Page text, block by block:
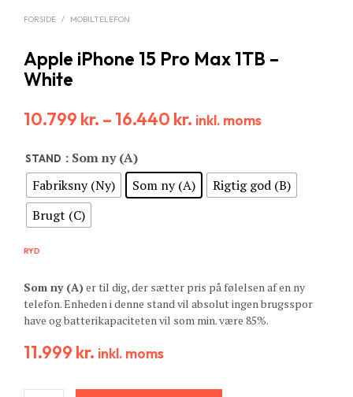
FORSIDE / MOBILTELEFON
Apple iPhone 15 Pro Max 1TB –
White
10.799 kr. – 16.440 kr. inkl. moms
STAND : Som ny (A)
Fabriksny (Ny)
Som ny (A)
Rigtig god (B)
Brugt (C)
RYD
Som ny (A)er til dig, der sætter pris på følelsen af en ny
telefon. Enheden i denne stand vil absolut ingen brugsspor
have og batterikapaciteten vil som min. være 85%.
11.999 kr. inkl. moms